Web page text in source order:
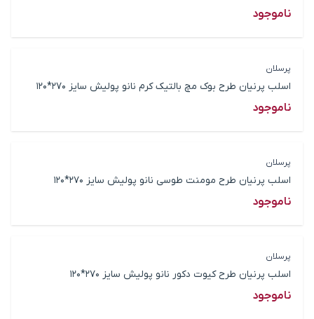
ناموجود
پرسلان
اسلب پرنیان طرح بوک مچ بالتیک کرم نانو پولیش سایز 270*120
ناموجود
پرسلان
اسلب پرنیان طرح مومنت طوسی نانو پولیش سایز 270*120
ناموجود
پرسلان
اسلب پرنیان طرح کیوت دکور نانو پولیش سایز 270*120
ناموجود